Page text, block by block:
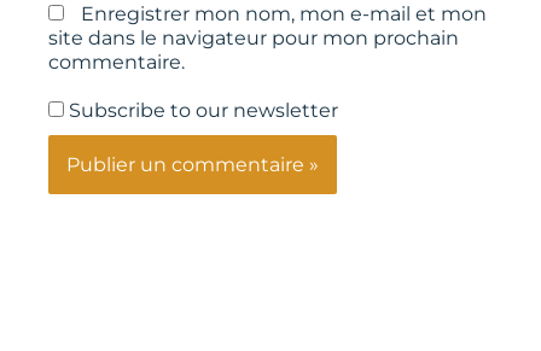
Enregistrer mon nom, mon e-mail et mon
site dans le navigateur pour mon prochain
commentaire.
Subscribe to our newsletter